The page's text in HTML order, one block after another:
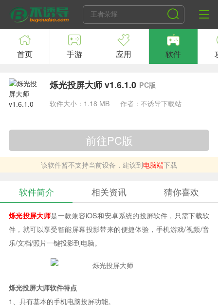
首页 手游 应用 软件
烁光投屏大师 v1.6.1.0 PC版
软件大小：1.18 MB
作者：不诱导下载站
前往PC版
该软件暂不支持当前设备，建议到电脑端下载
软件简介 相关资讯 猜你喜欢
烁光投屏大师是一款兼容iOS和安卓系统的投屏软件，只需下载软
件，就可以享受智能屏幕投影带来的便捷体验，手机游戏/视频/音
乐/文档/照片一键投影到电脑。
烁光投屏大师软件特点
1、具有基本的手机电脑投屏功能。